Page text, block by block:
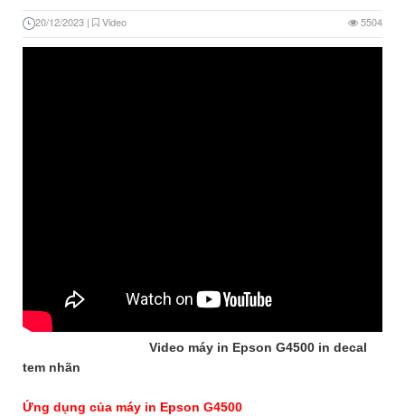
20/12/2023 | Video 5504
Video máy in Epson G4500 in decal
tem nhãn
Ứng dụng của máy in Epson G4500